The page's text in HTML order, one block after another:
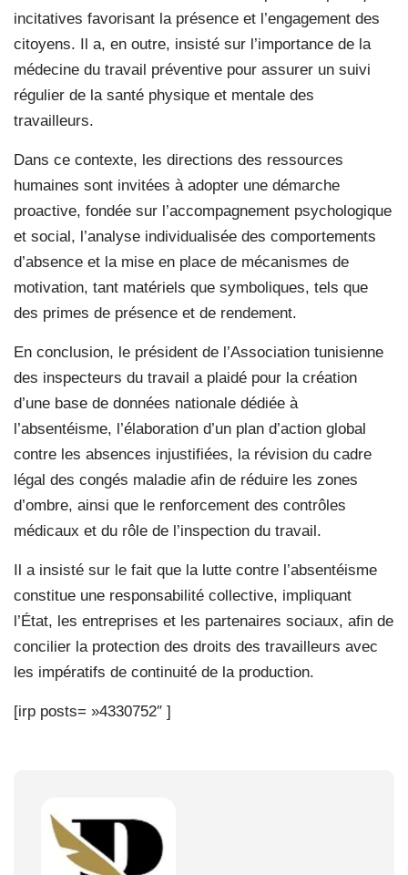
incitatives favorisant la présence et l’engagement des
citoyens. Il a, en outre, insisté sur l’importance de la
médecine du travail préventive pour assurer un suivi
régulier de la santé physique et mentale des
travailleurs.
Dans ce contexte, les directions des ressources
humaines sont invitées à adopter une démarche
proactive, fondée sur l’accompagnement psychologique
et social, l’analyse individualisée des comportements
d’absence et la mise en place de mécanismes de
motivation, tant matériels que symboliques, tels que
des primes de présence et de rendement.
En conclusion, le président de l’Association tunisienne
des inspecteurs du travail a plaidé pour la création
d’une base de données nationale dédiée à
l’absentéisme, l’élaboration d’un plan d’action global
contre les absences injustifiées, la révision du cadre
légal des congés maladie afin de réduire les zones
d’ombre, ainsi que le renforcement des contrôles
médicaux et du rôle de l’inspection du travail.
Il a insisté sur le fait que la lutte contre l’absentéisme
constitue une responsabilité collective, impliquant
l’État, les entreprises et les partenaires sociaux, afin de
concilier la protection des droits des travailleurs avec
les impératifs de continuité de la production.
[irp posts= »4330752″ ]